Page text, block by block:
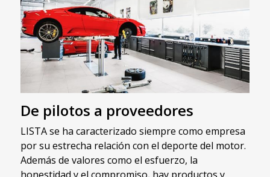
De pilotos a proveedores
LISTA se ha caracterizado siempre como empresa
por su estrecha relación con el deporte del motor.
Además de valores como el esfuerzo, la